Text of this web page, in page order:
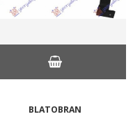
BLATOBRAN